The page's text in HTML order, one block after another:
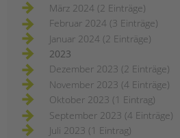
März 2024 (2 Einträge)
Februar 2024 (3 Einträge)
Januar 2024 (2 Einträge)
2023
Dezember 2023 (2 Einträge)
November 2023 (4 Einträge)
Oktober 2023 (1 Eintrag)
September 2023 (4 Einträge)
Juli 2023 (1 Eintrag)